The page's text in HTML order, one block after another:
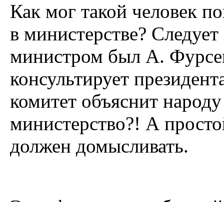
Как мог такой человек
в министерстве?
министром был А.
консультирует
комитет объяснит
министерство?! А
должен домысливать.